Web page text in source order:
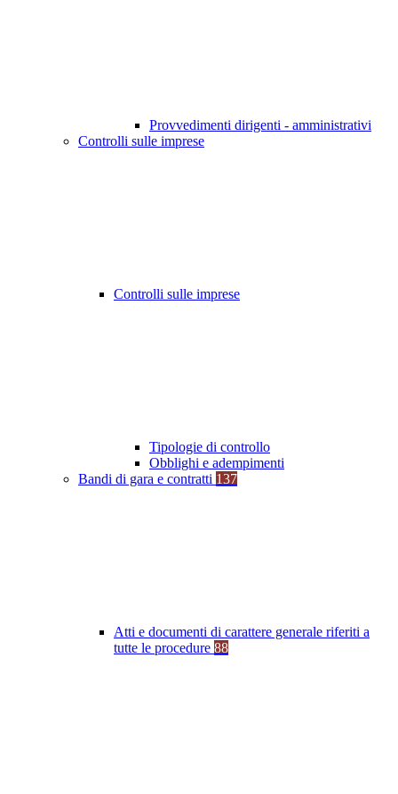
Provvedimenti dirigenti - amministrativi
Controlli sulle imprese
Controlli sulle imprese
Tipologie di controllo
Obblighi e adempimenti
Bandi di gara e contratti 137
Atti e documenti di carattere generale riferiti a
tutte le procedure 88